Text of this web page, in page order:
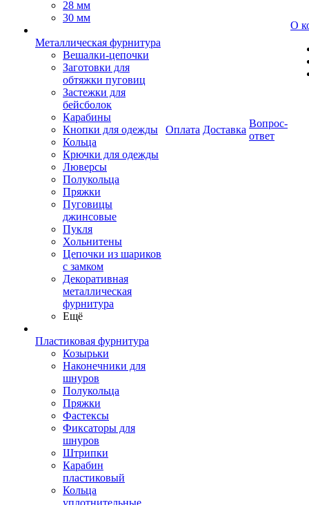
28 мм
30 мм
Металлическая фурнитура
Вешалки-цепочки
Заготовки для
обтяжки пуговиц
Застежки для
бейсболок
Карабины
Кнопки для одежды
Кольца
Крючки для одежды
Люверсы
Полукольца
Пряжки
Пуговицы
джинсовые
Пукля
Хольнитены
Цепочки из шариков
с замком
Декоративная
металлическая
фурнитура
Ещё
Пластиковая фурнитура
Козырьки
Наконечники для
шнуров
Полукольца
Пряжки
Фастексы
Фиксаторы для
шнуров
Штрипки
Карабин
пластиковый
Кольца
уплотнительные
Оплата Доставка
Вопрос-
ответ
О